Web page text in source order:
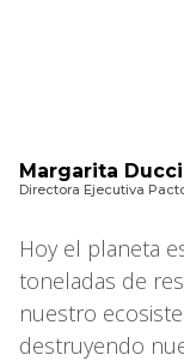
Margarita Ducci
Directora Ejecutiva
Hoy el planeta
toneladas de
nuestro
destruyendo